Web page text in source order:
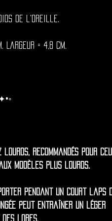
de l'oreille.
Largeur = 4,8 cm.
recommandés pour
modèles plus lourds.
pendant un court laps
peut entraîner un léger
lobes.